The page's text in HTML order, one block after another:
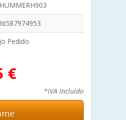
Pedido
€
*IVA Incluido